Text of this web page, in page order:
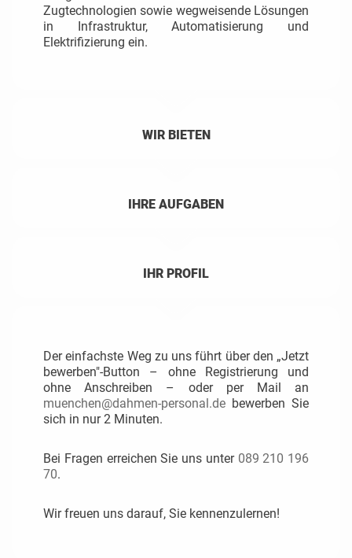
Zugtechnologien sowie wegweisende Lösungen
in Infrastruktur, Automatisierung und
Elektrifizierung ein.
WIR BIETEN
IHRE AUFGABEN
IHR PROFIL
Der einfachste Weg zu uns führt über den „Jetzt
bewerben"-Button – ohne Registrierung und
ohne Anschreiben – oder per Mail an
muenchen@dahmen-personal.de bewerben Sie
sich in nur 2 Minuten.
Bei Fragen erreichen Sie uns unter 089 210 196
70.
Wir freuen uns darauf, Sie kennenzulernen!